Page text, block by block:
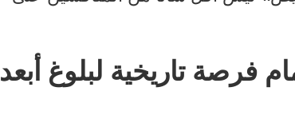
فرصة تاريخية لبلوغ أبعد